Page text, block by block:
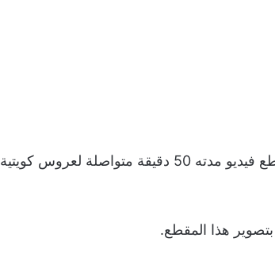
في الآونة الأخيرة، انتشر عبر مواقع التواصل الاجتماعي مقطع فيديو مدته 50 دقيقة متواصلة لعروس كويتية
هذا المقطع.